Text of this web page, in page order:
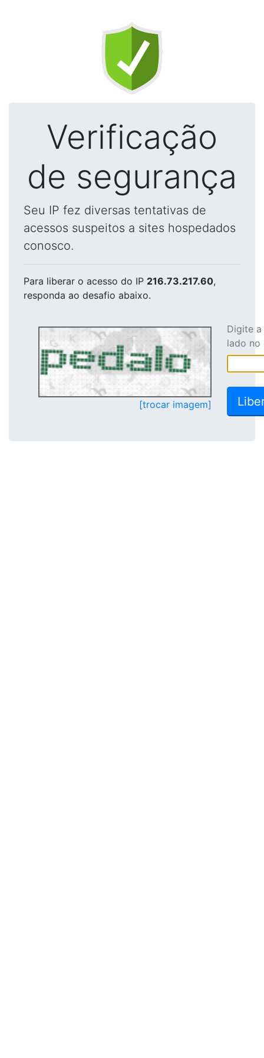
Verificação
de segurança
Seu IP fez diversas tentativas de
acessos suspeitos a sites hospedados
conosco.
Para liberar o acesso do IP 216.73.217.60,
responda ao desafio abaixo.
[trocar imagem]
Digite
lado no